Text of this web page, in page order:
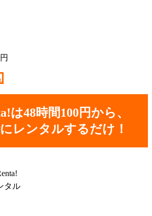
は48時間100円から、
レンタルするだけ！
タル